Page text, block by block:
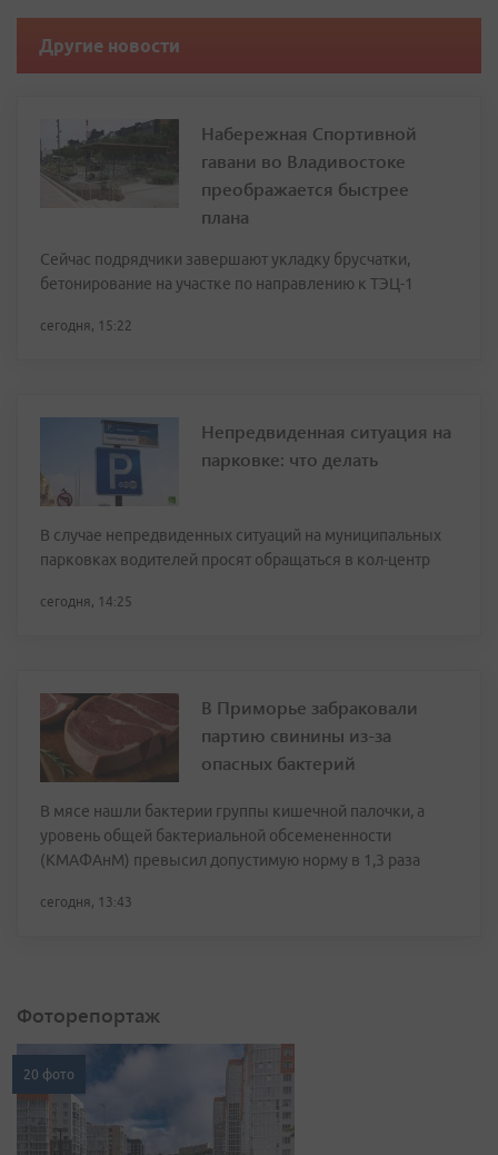
Другие новости
Набережная Спортивной
гавани во Владивостоке
преображается быстрее
плана
Сейчас подрядчики завершают укладку брусчатки,
бетонирование на участке по направлению к ТЭЦ-1
сегодня, 15:22
Непредвиденная ситуация на
парковке: что делать
В случае непредвиденных ситуаций на муниципальных
парковках водителей просят обращаться в кол-центр
сегодня, 14:25
В Приморье забраковали
партию свинины из-за
опасных бактерий
В мясе нашли бактерии группы кишечной палочки, а
уровень общей бактериальной обсемененности
(КМАФАнМ) превысил допустимую норму в 1,3 раза
сегодня, 13:43
Фоторепортаж
20 фото